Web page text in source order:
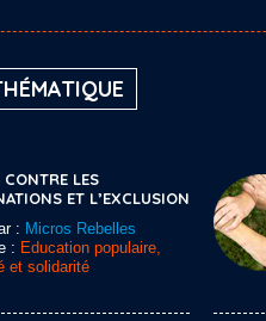
CONTRE LES
ET L’EXCLUSION
: Micros Rebelles
: Education populaire,
et solidarité